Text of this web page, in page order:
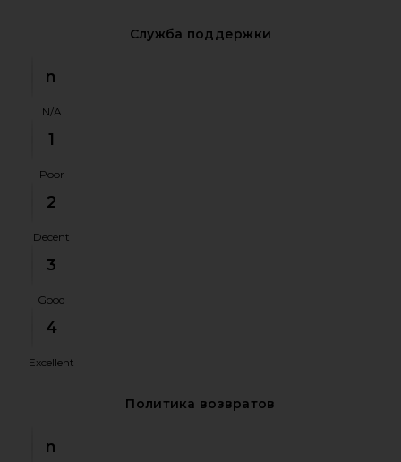
Служба поддержки
n
N/A
1
Poor
2
Decent
3
Good
4
Excellent
Политика возвратов
n